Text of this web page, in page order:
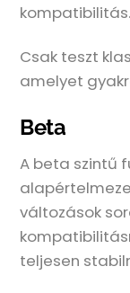
kompatibilitás.
Csak teszt
amelyet
Beta
A beta szintű
változások
teljesen